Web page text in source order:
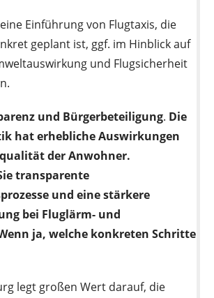
Einführung von Flugtaxis, die
geplant ist, ggf. im Hinblick auf
und Flugsicherheit
und Bürgerbeteiligung. Die
hat erhebliche Auswirkungen
der Anwohner.
transparente
und eine stärkere
bei Fluglärm- und
ja, welche konkreten Schritte
legt großen Wert darauf, die